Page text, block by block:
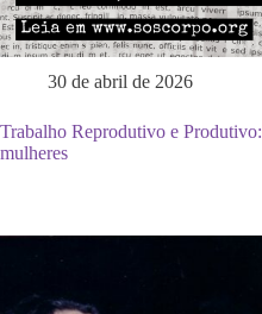
30 de abril de 2026
Trabalho Reprodutivo e
mulheres